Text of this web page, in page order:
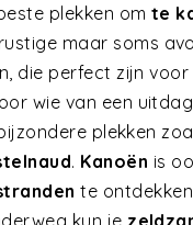
plekken om te
maar soms
die perfect zijn voor
wie van een
plekken
. Kanoën is
te
kun je